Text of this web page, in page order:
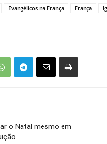
Evangélicos na França França
o Natal mesmo em